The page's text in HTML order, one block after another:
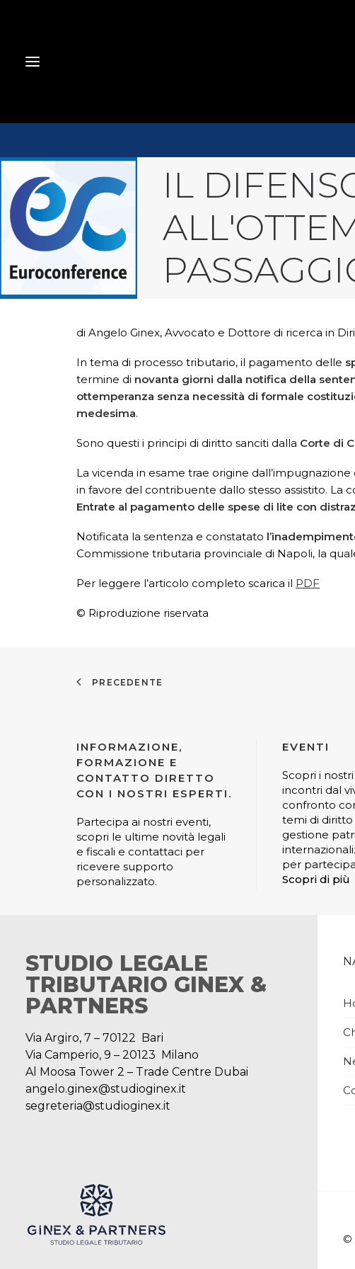
IL
di Angelo Ginex, Avvocato e Dottore di ricerca in
In tema di processo tributario, il pagamento delle
termine di novanta giorni dalla notifica della
ottemperanza senza necessità di formale
medesima.
Sono questi i principi di diritto sanciti dalla Corte di
La vicenda in esame trae origine
in favore del contribuente dallo stesso assistito. La
Entrate al pagamento delle spese di lite con
Notificata la sentenza e constatato
Commissione tributaria provinciale di Napoli, la
Per leggere l’articolo completo scarica il PDF
© Riproduzione riservata
PRECEDENTE
INFORMAZIONE,
FORMAZIONE E
CONTATTO DIRETTO
CON I NOSTRI ESPERTI.
Partecipa ai nostri eventi,
scopri le ultime novità legali
e fiscali e contattaci per
ricevere supporto
personalizzato.
EVENTI
Scopri i
incontri dal
confronto
temi di
gestione
per
Scopri di più
STUDIO LEGALE
TRIBUTARIO GINEX &
PARTNERS
Via Argiro, 7 – 70122 Bari
Via Camperio, 9 – 20123 Milano
Al Moosa Tower 2 – Trade Centre Dubai
angelo.ginex@studioginex.it
segreteria@studioginex.it
©